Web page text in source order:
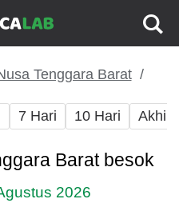
Tenggara Barat
7 Hari 10 Hari Akhir
Barat besok
2026